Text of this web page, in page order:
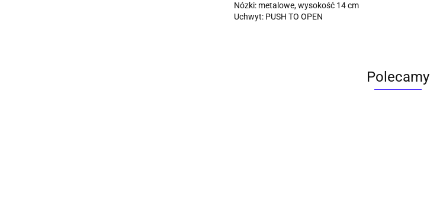
Nózki: metalowe, wysokość 14 cm
Uchwyt: PUSH TO OPEN
Polecamy